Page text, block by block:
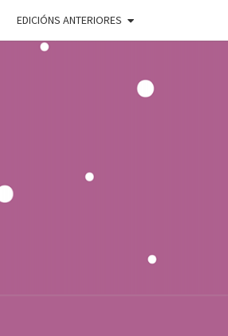
EDICIÓNS ANTERIORES